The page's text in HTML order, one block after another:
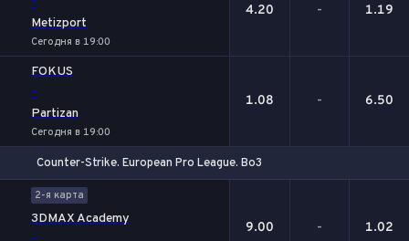
Metizport
Сегодня в 19:00
4.20 - 1.19
FOKUS
-
Partizan
Сегодня в 19:00
1.08 - 6.50
Counter-Strike. European Pro League. Bo3
2-я карта
3DMAX Academy
9.00 - 1.02